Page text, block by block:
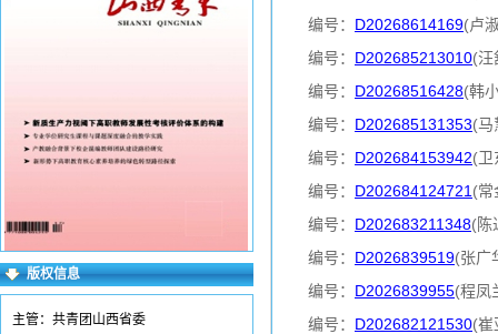
版权信息
主管：共青团山西省委
编号： D20268614169(卢
编号： D202685213010(
编号： D20268516428(韩
编号： D202685131353(
编号： D202684153942(
编号： D202684124721 (
编号： D202683211348(陈
编号： D2026839519(张广
编号： D2026839955(程凤
编号： D202682121530(